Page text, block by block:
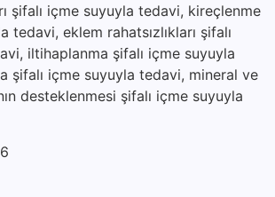
şifalı içme suyuyla tedavi, kireçlenme
tedavi, eklem rahatsızlıkları şifalı
iltihaplanma şifalı içme suyuyla
şifalı içme suyuyla tedavi, mineral ve
desteklenmesi şifalı içme suyuyla